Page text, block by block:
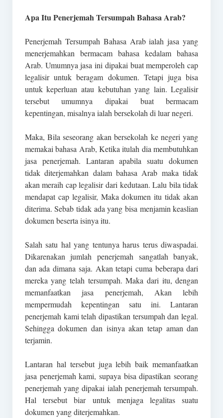
Apa Itu Penerjemah Tersumpah Bahasa Arab?
Penerjemah Tersumpah Bahasa Arab ialah jasa yang
menerjemahkan bermacam bahasa kedalam bahasa
Arab. Umumnya jasa ini dipakai buat memperoleh cap
legalisir untuk beragam dokumen. Tetapi juga bisa
untuk keperluan atau kebutuhan yang lain. Legalisir
tersebut umumnya dipakai buat bermacam
kepentingan, misalnya ialah bersekolah di luar negeri.
Maka, Bila seseorang akan bersekolah ke negeri yang
memakai bahasa Arab, Ketika itulah dia membutuhkan
jasa penerjemah. Lantaran apabila suatu dokumen
tidak diterjemahkan dalam bahasa Arab maka tidak
akan meraih cap legalisir dari kedutaan. Lalu bila tidak
mendapat cap legalisir, Maka dokumen itu tidak akan
diterima. Sebab tidak ada yang bisa menjamin keaslian
dokumen beserta isinya itu.
Salah satu hal yang tentunya harus terus diwaspadai.
Dikarenakan jumlah penerjemah sangatlah banyak,
dan ada dimana saja. Akan tetapi cuma beberapa dari
mereka yang telah tersumpah. Maka dari itu, dengan
memanfaatkan jasa penerjemah, Akan lebih
mempermudah kepentingan satu ini. Lantaran
penerjemah kami telah dipastikan tersumpah dan legal.
Sehingga dokumen dan isinya akan tetap aman dan
terjamin.
Lantaran hal tersebut juga lebih baik memanfaatkan
jasa penerjemah kami, supaya bisa dipastikan seorang
penerjemah yang dipakai ialah penerjemah tersumpah.
Hal tersebut biar untuk menjaga legalitas suatu
dokumen yang diterjemahkan.